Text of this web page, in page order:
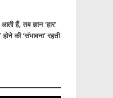
आती हैं,तब ज्ञान ‘हार’
की ‘संभावना’ रहती